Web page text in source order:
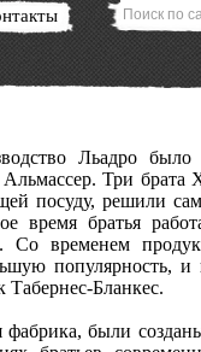
Льадро
Три брата
посуду, решили
время братья
Со временем
популярность,
Табернес-Бланкес.
были